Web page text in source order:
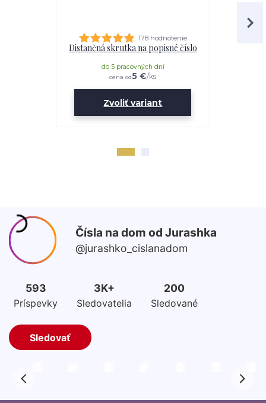
178 hodnotenie
Distančná skrutka na popisné číslo
cena od5 €/ks
do 5 pracovných dní
Zvoliť variant